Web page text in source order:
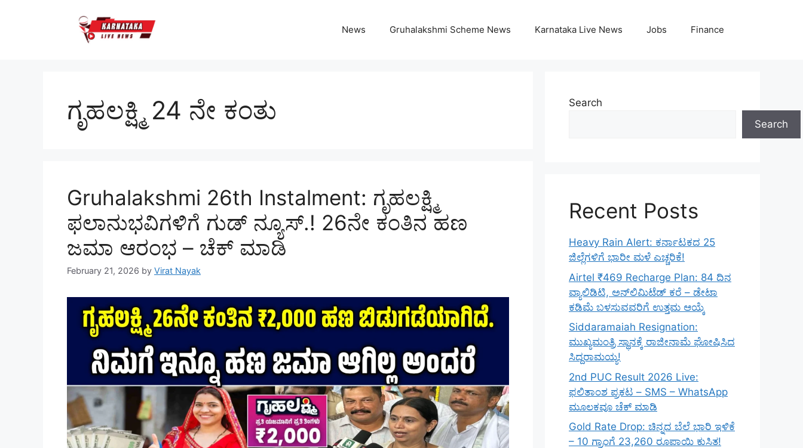
News Gruhalakshmi Scheme News Karnataka Live News Jobs Finance
ಗೃಹಲಕ್ಷ್ಮಿ 24 ನೇ ಕಂತು
Gruhalakshmi 26th Instalment: ಗೃಹಲಕ್ಷ್ಮಿ
ಫಲಾನುಭವಿಗಳಿಗೆ ಗುಡ್ ನ್ಯೂಸ್.! 26ನೇ ಕಂತಿನ ಹಣ
ಜಮಾ ಆರಂಭ – ಚೆಕ್ ಮಾಡಿ
February 21, 2026 by Virat Nayak
Search
Search
Recent Posts
Heavy Rain Alert: ಕರ್ನಾಟಕದ 25
ಜಿಲ್ಲೆಗಳಿಗೆ ಭಾರೀ ಮಳೆ ಎಚ್ಚರಿಕೆ!
Airtel ₹469 Recharge Plan: 84 ದಿನ
ವ್ಯಾಲಿಡಿಟಿ, ಅನ್‌ಲಿಮಿಟೆಡ್ ಕರೆ – ಡೇಟಾ
ಕಡಿಮೆ ಬಳಸುವವರಿಗೆ ಉತ್ತಮ ಆಯ್ಕೆ
Siddaramaiah Resignation:
ಮುಖ್ಯಮಂತ್ರಿ ಸ್ಥಾನಕ್ಕೆ ರಾಜೀನಾಮೆ ಘೋಷಿಸಿದ
ಸಿದ್ದರಾಮಯ್ಯ!
2nd PUC Result 2026 Live:
ಫಲಿತಾಂಶ ಪ್ರಕಟ – SMS – WhatsApp
ಮೂಲಕವೂ ಚೆಕ್ ಮಾಡಿ
Gold Rate Drop: ಚಿನ್ನದ ಬೆಲೆ ಭಾರಿ ಇಳಿಕೆ
– 10 ಗ್ರಾಂಗೆ 23,260 ರೂಪಾಯಿ ಕುಸಿತ!